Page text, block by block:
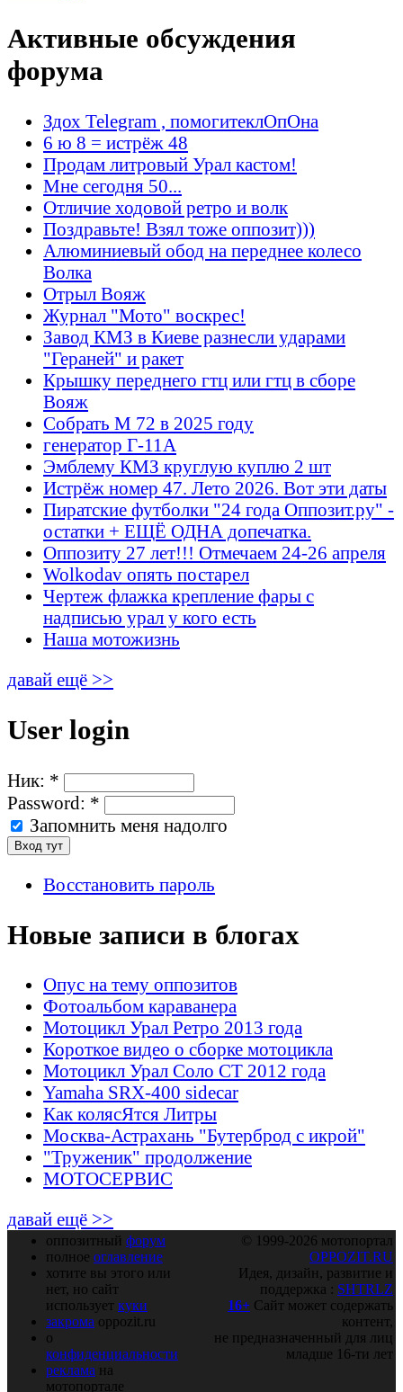
Активные обсуждения
форума
Здох Telegram , помогитеклОпОна
6 ю 8 = истрёж 48
Продам литровый Урал кастом!
Мне сегодня 50...
Отличие ходовой ретро и волк
Поздравьте! Взял тоже оппозит)))
Алюминиевый обод на переднее колесо
Волка
Отрыл Вояж
Журнал "Мото" воскрес!
Завод КМЗ в Киеве разнесли ударами
"Гераней" и ракет
Крышку переднего гтц или гтц в сборе
Вояж
Собрать М 72 в 2025 году
генератор Г-11А
Эмблему КМЗ круглую куплю 2 шт
Истрёж номер 47. Лето 2026. Вот эти даты
Пиратские футболки "24 года Оппозит.ру" -
остатки + ЕЩЁ ОДНА допечатка.
Оппозиту 27 лет!!! Отмечаем 24-26 апреля
Wolkodav опять постарел
Чертеж флажка крепление фары с
надписью урал у кого есть
Наша мотожизнь
давай ещё >>
User login
Ник: *
Password: *
Запомнить меня надолго
Восстановить пароль
Новые записи в блогах
Опус на тему оппозитов
Фотоальбом караванера
Мотоцикл Урал Ретро 2013 года
Короткое видео о сборке мотоцикла
Мотоцикл Урал Соло СТ 2012 года
Yamaha SRX-400 sidecar
Как колясЯтся Литры
Москва-Астрахань "Бутерброд с икрой"
"Труженик" продолжение
МОТОСЕРВИС
давай ещё >>
оппозитный форум
полное оглавление
хотите вы этого или
нет, но сайт
использует куки
закрома oppozit.ru
о
конфиденциальности
реклама на
мотопортале
© 1999-2026 мотопортал
OPPOZIT.RU
Идея, дизайн, развитие и
поддержка : SHTRLZ
16+ Сайт может содержать
контент,
не предназначенный для лиц
младше 16-ти лет